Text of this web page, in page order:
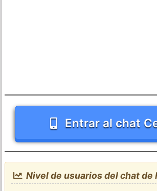
Entrar al chat
Nivel de usuarios del chat de